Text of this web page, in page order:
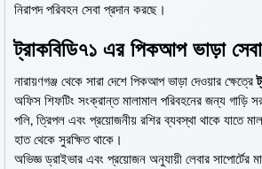
নিরাপদ পরিবহন সেবা প্রদান করছে।
ট্রাকবিডি৭১ এর পিকআপ ভাড়া সেবা
নারায়ণগঞ্জ থেকে সারা দেশে পিকআপ ভাড়া দেওয়ার ক্ষেত্রে
অফিস শিফটিং সংক্রান্ত মালামাল পরিবহনের জন্য গাড়ি
পলি, ত্রিপল এবং প্রয়োজনীয় রশির ব্যবস্থা থাকে যাতে
হাত থেকে সুরক্ষিত থাকে।
অভিজ্ঞ ড্রাইভার এবং প্রয়োজন অনুযায়ী লেবার সাপোর্টের